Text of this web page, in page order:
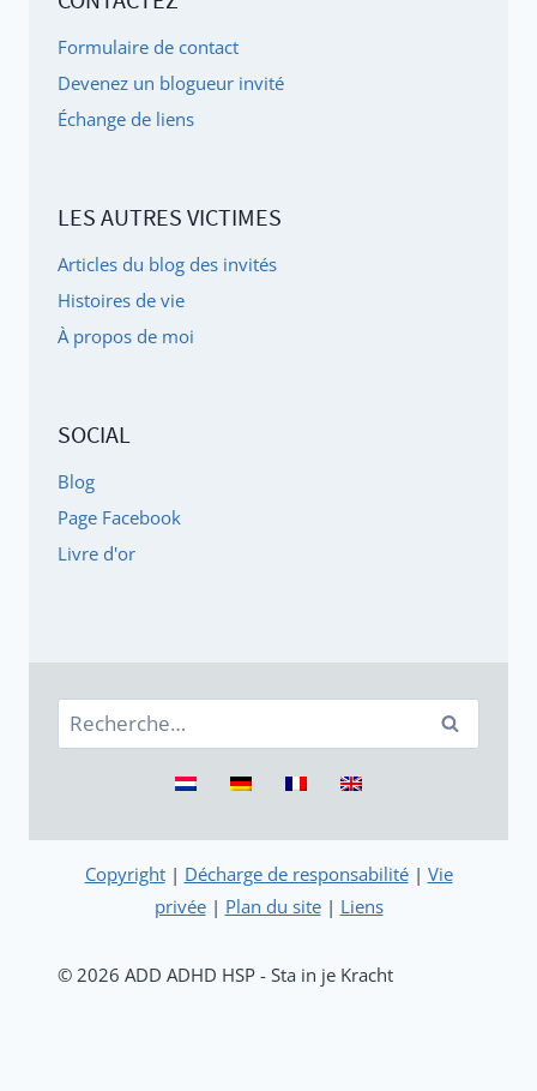
LE
TDA
TDAH
(100%)
Formulaire de contact
Devenez un blogueur invité
Échange de liens
LES AUTRES VICTIMES
Articles du blog des invités
Histoires de vie
À propos de moi
SOCIAL
Blog
Page Facebook
Livre d'or
Rechercher :
© 2026 ADD ADHD HSP - Sta in je Kracht
Copyright| Décharge de responsabilité| Vie
privée| Plan du site| Liens